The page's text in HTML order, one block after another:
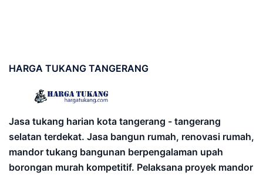
HARGA TUKANG TANGERANG
Jasa tukang harian kota tangerang - tangerang
selatan terdekat. Jasa bangun rumah, renovasi rumah,
mandor tukang bangunan berpengalaman upah
borongan murah kompetitif. Pelaksana proyek mandor